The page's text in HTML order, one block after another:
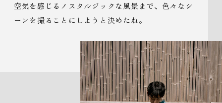
空気を感じるノスタルジックな風景まで、色々なシ
ーンを撮ることにしようと決めたね。